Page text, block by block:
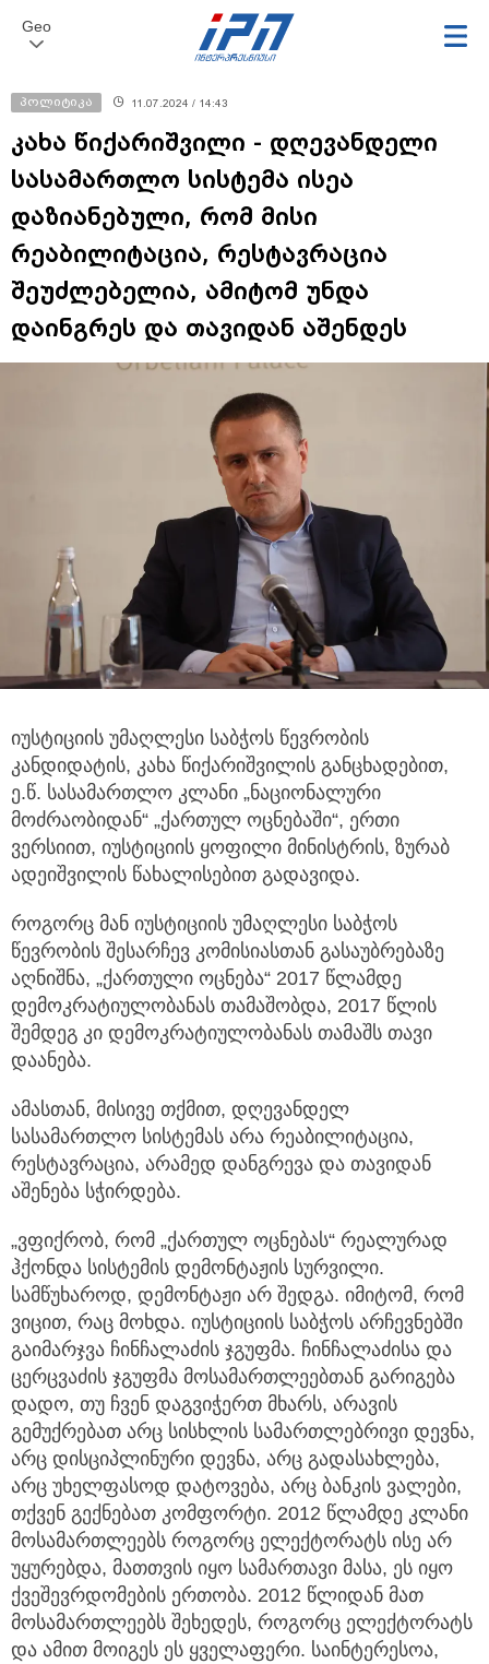
Geo
პოლიტიკა 11.07.2024 / 14:43
კახა წიქარიშვილი - დღევანდელი
სასამართლო სისტემა ისეა
დაზიანებული, რომ მისი
რეაბილიტაცია, რესტავრაცია
შეუძლებელია, ამიტომ უნდა
დაინგრეს და თავიდან აშენდეს
იუსტიციის უმაღლესი საბჭოს წევრობის
კანდიდატის, კახა წიქარიშვილის განცხადებით,
ე.წ. სასამართლო კლანი „ნაციონალური
მოძრაობიდან“ „ქართულ ოცნებაში“, ერთი
ვერსიით, იუსტიციის ყოფილი მინისტრის, ზურაბ
ადეიშვილის წახალისებით გადავიდა.
როგორც მან იუსტიციის უმაღლესი საბჭოს
წევრობის შესარჩევ კომისიასთან გასაუბრებაზე
აღნიშნა, „ქართული ოცნება“ 2017 წლამდე
დემოკრატიულობანას თამაშობდა, 2017 წლის
შემდეგ კი დემოკრატიულობანას თამაშს თავი
დაანება.
ამასთან, მისივე თქმით, დღევანდელ
სასამართლო სისტემას არა რეაბილიტაცია,
რესტავრაცია, არამედ დანგრევა და თავიდან
აშენება სჭირდება.
„ვფიქრობ, რომ „ქართულ ოცნებას“ რეალურად
ჰქონდა სისტემის დემონტაჟის სურვილი.
სამწუხაროდ, დემონტაჟი არ შედგა. იმიტომ, რომ
ვიცით, რაც მოხდა. იუსტიციის საბჭოს არჩევნებში
გაიმარჯვა ჩინჩალაძის ჯგუფმა. ჩინჩალაძისა და
ცერცვაძის ჯგუფმა მოსამართლეებთან გარიგება
დადო, თუ ჩვენ დაგვიჭერთ მხარს, არავის
გემუქრებათ არც სისხლის სამართლებრივი დევნა,
არც დისციპლინური დევნა, არც გადასახლება,
არც უხელფასოდ დატოვება, არც ბანკის ვალები,
თქვენ გექნებათ კომფორტი. 2012 წლამდე კლანი
მოსამართლეებს როგორც ელექტორატს ისე არ
უყურებდა, მათთვის იყო სამართავი მასა, ეს იყო
ქვეშევრდომების ერთობა. 2012 წლიდან მათ
მოსამართლეებს შეხედეს, როგორც ელექტორატს
და ამით მოიგეს ეს ყველაფერი. საინტერესოა,